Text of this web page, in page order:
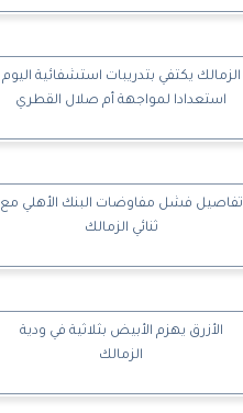
الزمالك يكتفي بتدريبات استشفائية اليوم
استعدادا لمواجهة أم صلال القطري
تفاصيل فشل مفاوضات البنك الأهلي مع
ثنائي الزمالك
الأزرق يهزم الأبيض بثلاثية في ودية
الزمالك